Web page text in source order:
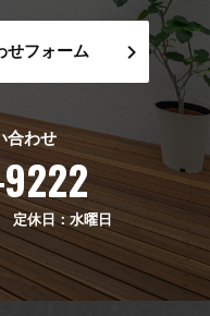
せフォーム
合わせ
休日：水曜日